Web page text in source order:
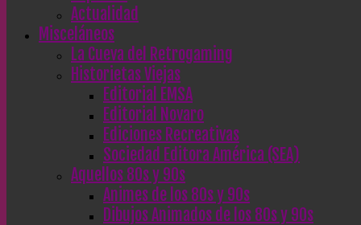
Actualidad
Misceláneos
La Cueva del Retrogaming
Historietas Viejas
Editorial EMSA
Editorial Novaro
Ediciones Recreativas
Sociedad Editora América (SEA)
Aquellos 80s y 90s
Animes de los 80s y 90s
Dibujos Animados de los 80s y 90s